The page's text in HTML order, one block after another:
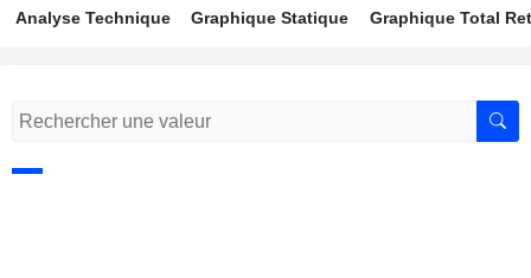
Analyse Technique Graphique Statique Graphique Total